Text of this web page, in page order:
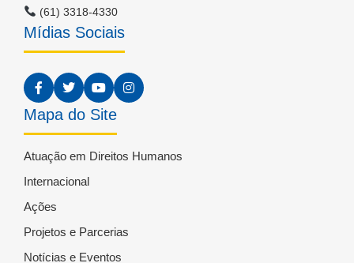
(61) 3318-4330
Mídias Sociais
Mapa do Site
Atuação em Direitos Humanos
Internacional
Ações
Projetos e Parcerias
Notícias e Eventos